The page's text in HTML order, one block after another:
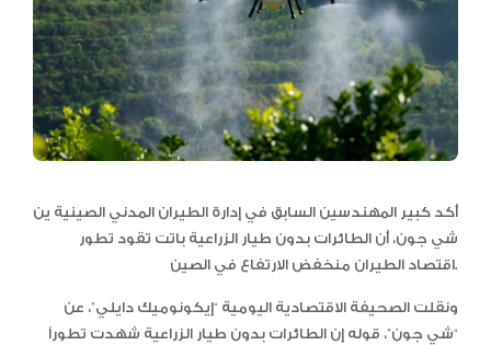
أكد كبير المهندسين السابق في إدارة الطيران المدني الصينية ين
شي جون، أن الطائرات بدون طيار الزراعية باتت تقود تطور
اقتصاد الطيران منخفض الارتفاع في الصين.
ونقلت الصحيفة الاقتصادية اليومية “إيكونوميك دايلي”، عن
“شي جون”، قوله إن الطائرات بدون طيار الزراعية شهدت تطوراً